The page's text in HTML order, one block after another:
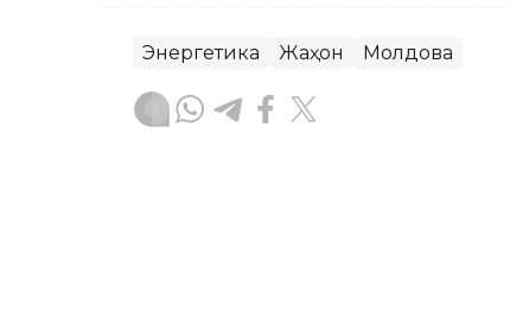
Энергетика Жаҳон Молдова